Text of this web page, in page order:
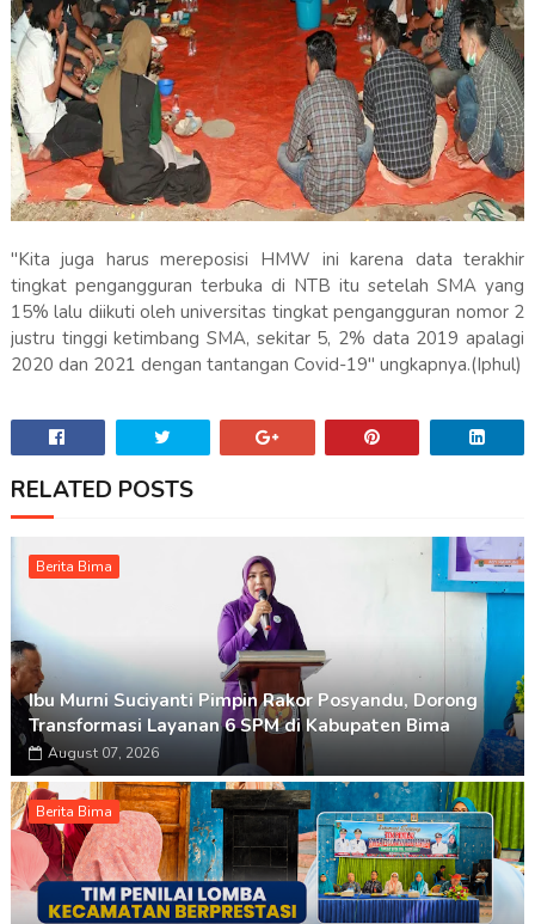
"Kita juga harus mereposisi HMW ini karena data terakhir
tingkat pengangguran terbuka di NTB itu setelah SMA yang
15% lalu diikuti oleh universitas tingkat pengangguran nomor 2
justru tinggi ketimbang SMA, sekitar 5, 2% data 2019 apalagi
2020 dan 2021 dengan tantangan Covid-19" ungkapnya.(Iphul)
RELATED POSTS
Berita Bima
Ibu Murni Suciyanti Pimpin Rakor Posyandu, Dorong
Transformasi Layanan 6 SPM di Kabupaten Bima
August 07, 2026
Berita Bima